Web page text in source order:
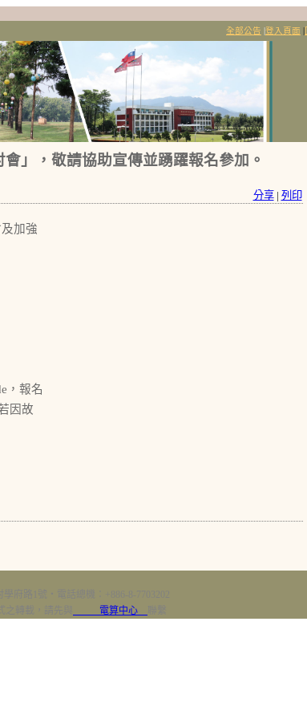
全部公告 登入頁面
」，敬請協助宣傳並踴躍報名參加。
分享 | 列印
加強
，報名
因故
電算中心